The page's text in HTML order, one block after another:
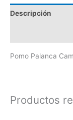
Descripción
Pomo Palanca
Productos